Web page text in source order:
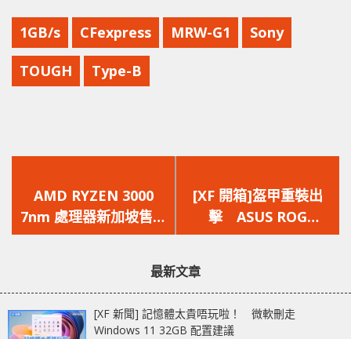
1GB/s CFexpress MRW-G1 Sony
TOUGH Type-B
一
篇
文
AMD RYZEN 3000
7nm 處理器新加坡售價
曝光
一
篇
文
[XF 開箱]盔甲重裝出
擊 ASUS ROG
RAMPAGE VI
最新文章
[XF 新聞] 記憶體太貴唔玩啦！ 微軟刪走
Windows 11 32GB 配置建議